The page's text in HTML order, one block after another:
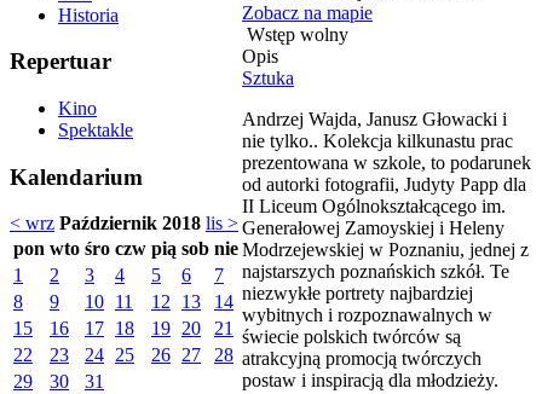
Historia
Repertuar
Kino
Spektakle
Kalendarium
< wrz Październik 2018 lis >
pon wto śro czw pią sob nie
1
2 3 4 5 6
7
8
9 10 11 12 13
14
15
16 17 18 19 20
21
22
23 24 25 26 27
28
29
30 31
Zobacz na mapie
Wstęp wolny
Opis
Sztuka
Andrzej Wajda, Janusz Głowacki i
nie tylko.. Kolekcja kilkunastu prac
prezentowana w szkole, to podarunek
od autorki fotografii, Judyty Papp dla
II Liceum Ogólnokształcącego im.
Generałowej Zamoyskiej i Heleny
Modrzejewskiej w Poznaniu, jednej z
najstarszych poznańskich szkół. Te
niezwykłe portrety najbardziej
wybitnych i rozpoznawalnych w
świecie polskich twórców są
atrakcyjną promocją twórczych
postaw i inspiracją dla młodzieży.